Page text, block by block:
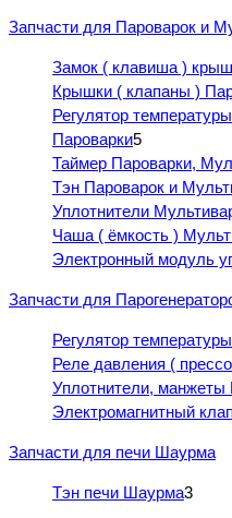
Запчасти для Пароварок и
Замок ( клавиша )
Крышки ( клапаны )
Регулятор
Пароварки5
Таймер Пароварки,
Тэн Пароварок и
Уплотнители
Чаша ( ёмкость )
Электронный модуль
Запчасти для
Регулятор
Реле давления (
Уплотнители, манжеты
Электромагнитный
Запчасти для печи Шаурма
Тэн печи Шаурма3